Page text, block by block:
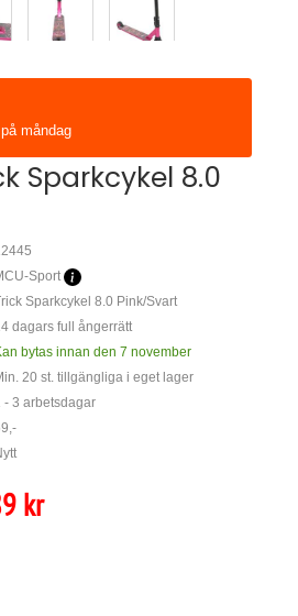
måndag
Sparkcykel 8.0
Sport
Sparkcykel 8.0 Pink/Svart
dagars full ångerrätt
bytas innan den 7 november
20 st. tillgängliga i eget lager
- 3 arbetsdagar
kr